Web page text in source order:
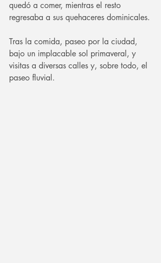
quedó a comer, mientras el resto
regresaba a sus quehaceres dominicales.
Tras la comida, paseo por la ciudad,
bajo un implacable sol primaveral, y
visitas a diversas calles y, sobre todo, el
paseo fluvial.